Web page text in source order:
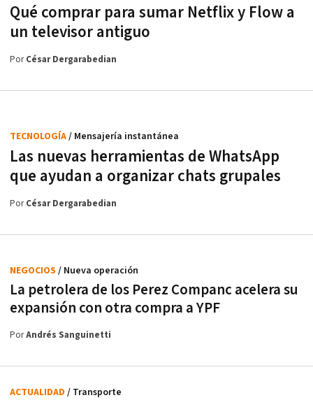
Qué comprar para sumar Netflix y Flow a
un televisor antiguo
PorCésar Dergarabedian
Las nuevas herramientas de WhatsApp
que ayudan a organizar chats grupales
TECNOLOGÍA/ Mensajería instantánea
PorCésar Dergarabedian
La petrolera de los Perez Companc acelera su
expansión con otra compra a YPF
NEGOCIOS / Nueva operación
PorAndrés Sanguinetti
ACTUALIDAD / Transporte